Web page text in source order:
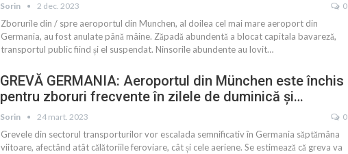
Sorin 2 dec. 2023 0
Zborurile din / spre aeroportul din Munchen, al doilea cel mai mare aeroport din
Germania, au fost anulate până mâine. Zăpadă abundentă a blocat capitala bavareză,
transportul public fiind și el suspendat. Ninsorile abundente au lovit…
GREVĂ GERMANIA: Aeroportul din München este închis
pentru zboruri frecvente în zilele de duminică și…
Sorin 24 mart. 2023 0
Grevele din sectorul transporturilor vor escalada semnificativ în Germania săptămâna
viitoare, afectând atât călătoriile feroviare, cât și cele aeriene. Se estimează că greva va